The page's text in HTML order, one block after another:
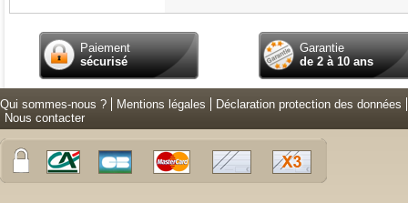
Paiement
sécurisé
Garantie
de 2 à 10 ans
Qui sommes-nous ? Mentions légales
Déclaration protection des données
Nous contacter